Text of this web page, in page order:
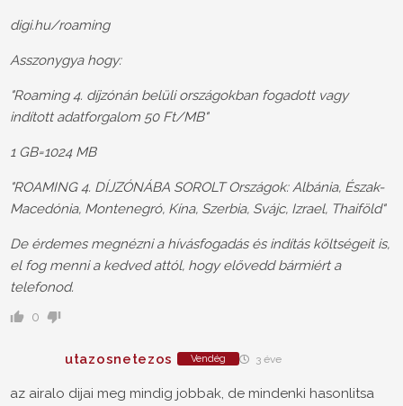
digi.hu/roaming
Asszonygya hogy:
"Roaming 4. díjzónán belüli országokban fogadott vagy
indított adatforgalom 50 Ft/MB"
1 GB=1024 MB
"ROAMING 4. DÍJZÓNÁBA SOROLT Országok: Albánia, Észak-
Macedónia, Montenegró, Kína, Szerbia, Svájc, Izrael, Thaiföld"
De érdemes megnézni a hívásfogadás és indítás költségeit is,
el fog menni a kedved attól, hogy elővedd bármiért a
telefonod.
0
utazosnetezos Vendég 3 éve
az airalo dijai meg mindig jobbak, de mindenki hasonlitsa